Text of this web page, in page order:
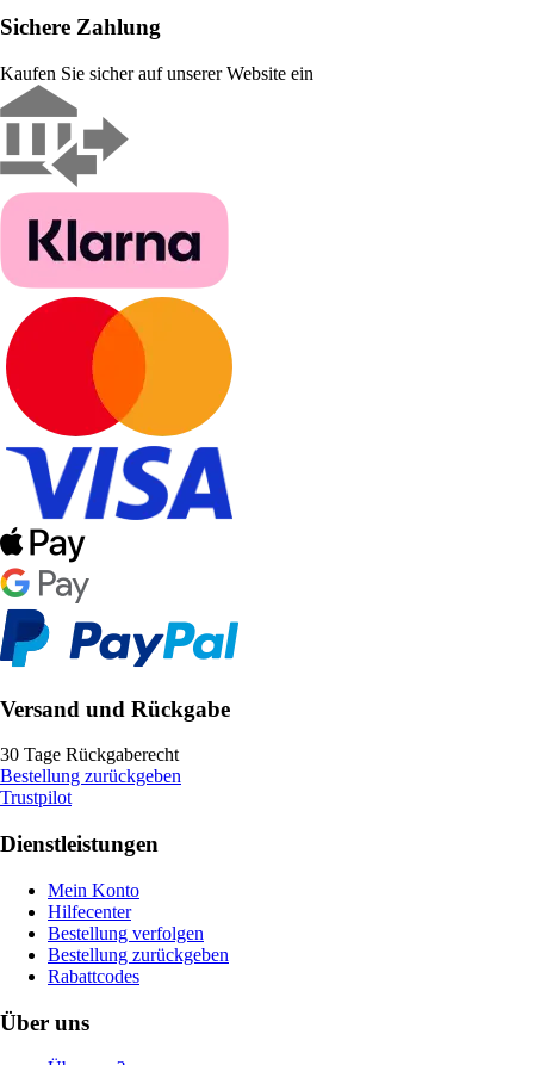
Sichere Zahlung
Kaufen Sie sicher auf unserer Website ein
Versand und Rückgabe
30 Tage Rückgaberecht
Bestellung zurückgeben
Trustpilot
Dienstleistungen
Mein Konto
Hilfecenter
Bestellung verfolgen
Bestellung zurückgeben
Rabattcodes
Über uns